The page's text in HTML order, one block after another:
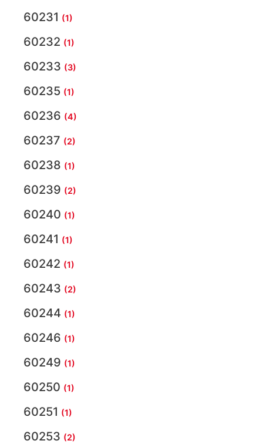
60231 (1)
60232 (1)
60233 (3)
60235 (1)
60236 (4)
60237 (2)
60238 (1)
60239 (2)
60240 (1)
60241 (1)
60242 (1)
60243 (2)
60244 (1)
60246 (1)
60249 (1)
60250 (1)
60251 (1)
60253 (2)